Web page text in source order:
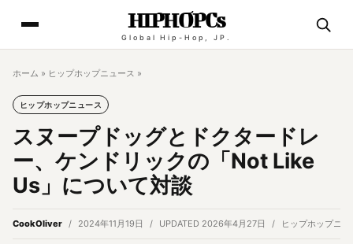
HIPHOPCs
Global Hip-Hop, JP.
ホーム » ヒップホップニュース »
ヒップホップニュース
スヌープドッグとドクタードレ
ー、ケンドリックの「Not Like
Us」について対談
CookOliver 2024年11月19日 UPDATED 2026年4月27日 ヒップホップニュ